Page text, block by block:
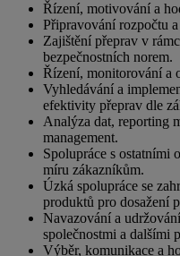
Řízení, motivování a
Připravování rozpočtu
Zajištění přeprav v
bezpečnostních norem.
Řízení, monitorování a
Vyhledávání a
efektivity přeprav dle
Analýza dat, reporting
management.
Spolupráce s ostatními
míru zákazníkům.
Úzká spolupráce se
produktů pro dosažení
Navazování a
společnostmi a dalšími
Výběr, komunikace a